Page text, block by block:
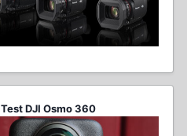
Test DJI Osmo 360